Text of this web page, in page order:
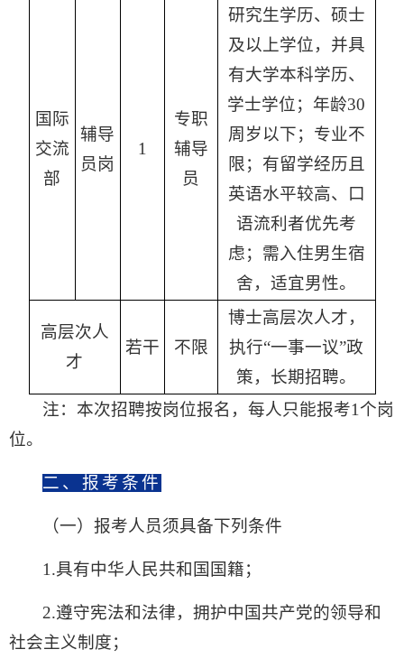
国际
交流
部
辅导
员岗
1
专职
辅导
员
研究生学历、硕士
及以上学位，并具
有大学本科学历、
学士学位；年龄30
周岁以下；专业不
限；有留学经历且
英语水平较高、口
语流利者优先考
虑；需入住男生宿
舍，适宜男性。
高层次人
才
若干 不限
博士高层次人才，
执行“一事一议”政
策，长期招聘。
注：本次招聘按岗位报名，每人只能报考1个岗
位。
二、报考条件
（一）报考人员须具备下列条件
1.具有中华人民共和国国籍；
2.遵守宪法和法律，拥护中国共产党的领导和
社会主义制度；